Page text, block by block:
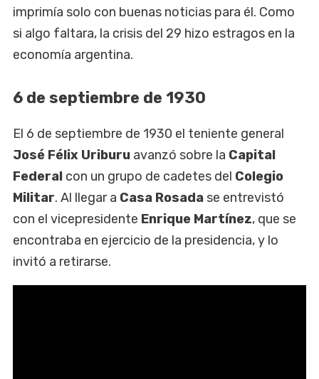
imprimía solo con buenas noticias para él. Como
si algo faltara, la crisis del 29 hizo estragos en la
economía argentina.
6 de septiembre de 1930
El 6 de septiembre de 1930 el teniente general
José Félix Uriburu avanzó sobre la Capital
Federal con un grupo de cadetes del Colegio
Militar. Al llegar a Casa Rosada se entrevistó
con el vicepresidente Enrique Martínez, que se
encontraba en ejercicio de la presidencia, y lo
invitó a retirarse.